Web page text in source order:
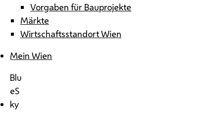
Vorgaben für Bauprojekte
Märkte
Wirtschaftsstandort Wien
Mein Wien
Blu
eS
ky